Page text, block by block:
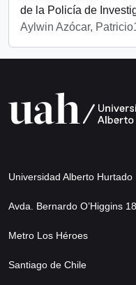
de la Policía de
Aylwin Azócar,
Universidad Alberto Hurtado
Avda. Bernardo O’Higgins
Metro Los Héroes
Santiago de Chile